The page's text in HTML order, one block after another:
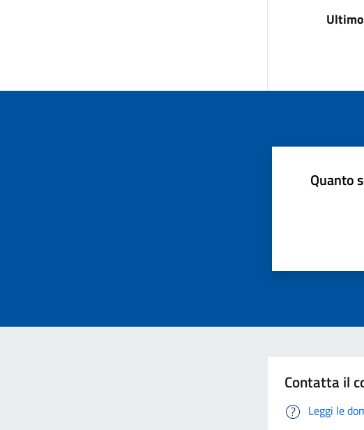
Quanto
Contatta il
Leggi le